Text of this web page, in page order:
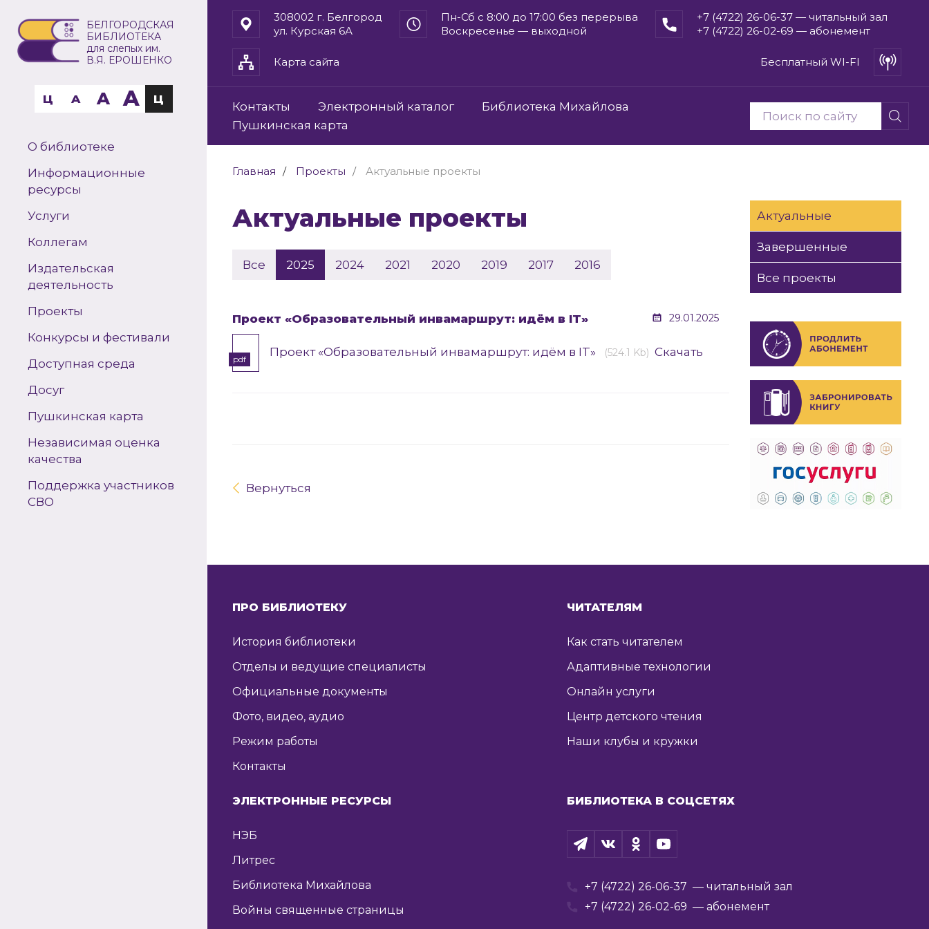
БЕЛГОРОДСКАЯ
БИБЛИОТЕКА
для слепых им.
В.Я. ЕРОШЕНКО
Ц A A A Ц
О библиотеке
Информационные
ресурсы
Услуги
Коллегам
Издательская
деятельность
Проекты
Конкурсы и фестивали
Доступная среда
Досуг
Пушкинская карта
Независимая оценка
качества
Поддержка участников
СВО
308002 г. Белгород
ул. Курская 6А
Пн-Сб с 8:00 до 17:00 без перерыва
Воскресенье — выходной
+7 (4722) 26-06-37 — читальный зал
+7 (4722) 26-02-69 — абонемент
Карта сайта Бесплатный WI-FI
Контакты Электронный каталог
Библиотека Михайлова
Пушкинская карта
Главная Проекты Актуальные проекты
Актуальные проекты
Все 2025 2024 2021 2020 2019 2017 2016
29.01.2025
Проект «Образовательный инвамаршрут: идём в IT»
pdf
Проект «Образовательный инвамаршрут: идём в IT» (524.1 Kb) Скачать
Вернуться
Актуальные
Завершенные
Все проекты
ПРО БИБЛИОТЕКУ
История библиотеки
Отделы и ведущие специалисты
Официальные документы
Фото, видео, аудио
Режим работы
Контакты
ЧИТАТЕЛЯМ
Как стать читателем
Адаптивные технологии
Онлайн услуги
Центр детского чтения
Наши клубы и кружки
ЭЛЕКТРОННЫЕ РЕСУРСЫ
НЭБ
Литрес
Библиотека Михайлова
Войны священные страницы
БИБЛИОТЕКА В СОЦСЕТЯХ
+7 (4722) 26-06-37 — читальный зал
+7 (4722) 26-02-69 — абонемент